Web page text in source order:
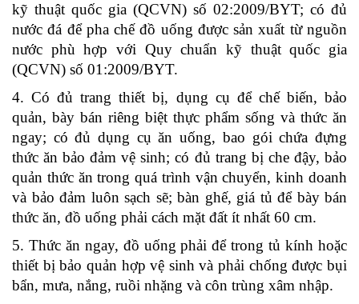
kỹ thuật quốc gia (QCVN) số 02:2009/BYT; có đủ
nước đá để pha chế đồ uống được sản xuất từ nguồn
nước phù hợp với Quy chuẩn kỹ thuật quốc gia
(QCVN) số 01:2009/BYT.
4. Có đủ trang thiết bị, dụng cụ để chế biến, bảo
quản, bày bán riêng biệt thực phẩm sống và thức ăn
ngay; có đủ dụng cụ ăn uống, bao gói chứa đựng
thức ăn bảo đảm vệ sinh; có đủ trang bị che đậy, bảo
quản thức ăn trong quá trình vận chuyển, kinh doanh
và bảo đảm luôn sạch sẽ; bàn ghế, giá tủ để bày bán
thức ăn, đồ uống phải cách mặt đất ít nhất 60 cm.
5. Thức ăn ngay, đồ uống phải để trong tủ kính hoặc
thiết bị bảo quản hợp vệ sinh và phải chống được bụi
bẩn, mưa, nắng, ruồi nhặng và côn trùng xâm nhập.